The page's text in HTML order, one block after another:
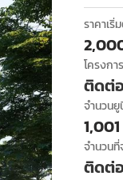
ราคาเริ่
โครงกา
ติดต่
จำนวน
1,001
จำนวน
ติดต่